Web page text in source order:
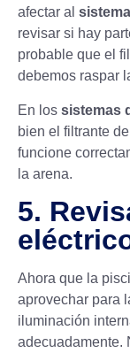
afectar al
revisar si hay
probable que el
debemos raspar
En los sistemas
bien el filtrante
funcione
la arena.
5.
Ahora que la
aprovechar para
iluminación
adecuadamente.